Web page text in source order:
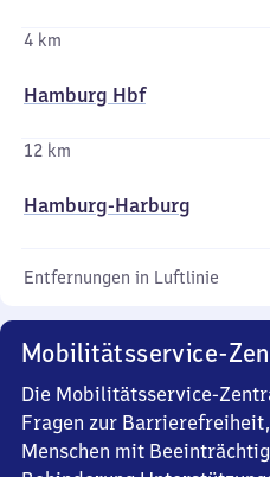
4 km
Hamburg Hbf
12 km
Hamburg-Harburg
Entfernungen in Luftlinie
Mobilitätsservice-
Die Mobilitätsservice-
Fragen zur
Menschen mit